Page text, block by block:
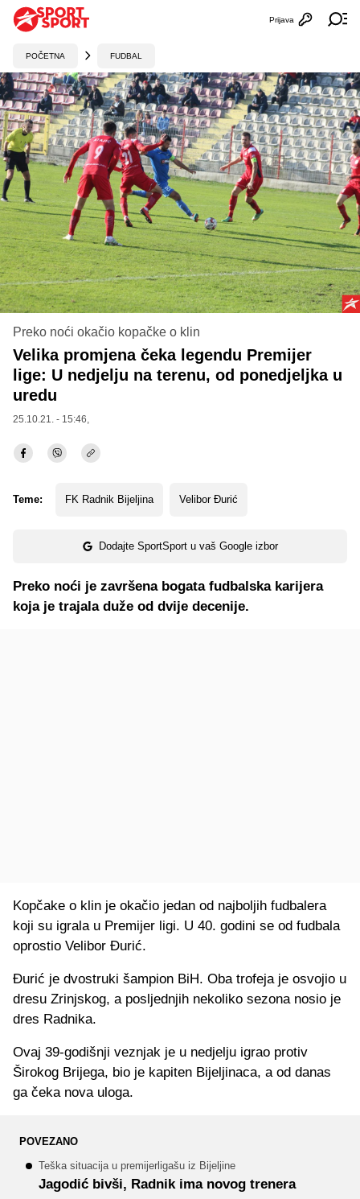
Otvori
Prijava
POČETNA FUDBAL
Preko noći okačio kopačke o klin
Velika promjena čeka legendu Premijer
lige: U nedjelju na terenu, od ponedjeljka u
uredu
25.10.21. - 15:46,
Teme: FK Radnik Bijeljina Velibor Đurić
Dodajte SportSport u vaš Google izbor
Preko noći je završena bogata fudbalska karijera
koja je trajala duže od dvije decenije.
Kopčake o klin je okačio jedan od najboljih fudbalera
koji su igrala u Premijer ligi. U 40. godini se od fudbala
oprostio Velibor Đurić.
Đurić je dvostruki šampion BiH. Oba trofeja je osvojio u
dresu Zrinjskog, a posljednjih nekoliko sezona nosio je
dres Radnika.
Ovaj 39-godišnji veznjak je u nedjelju igrao protiv
Širokog Brijega, bio je kapiten Bijeljinaca, a od danas
ga čeka nova uloga.
POVEZANO
Teška situacija u premijerligašu iz Bijeljine
Jagodić bivši, Radnik ima novog trenera